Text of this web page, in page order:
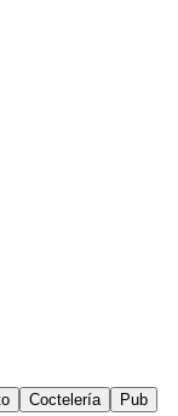
Coctelería
Pub